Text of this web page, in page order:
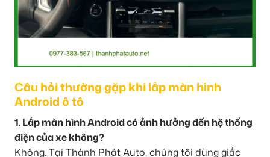
Câu hỏi thường gặp khi lắp màn hình
Android ô tô
1. Lắp màn hình Android có ảnh hưởng đến hệ thống
điện của xe không?
Không. Tại Thành Phát Auto, chúng tôi dùng giắc